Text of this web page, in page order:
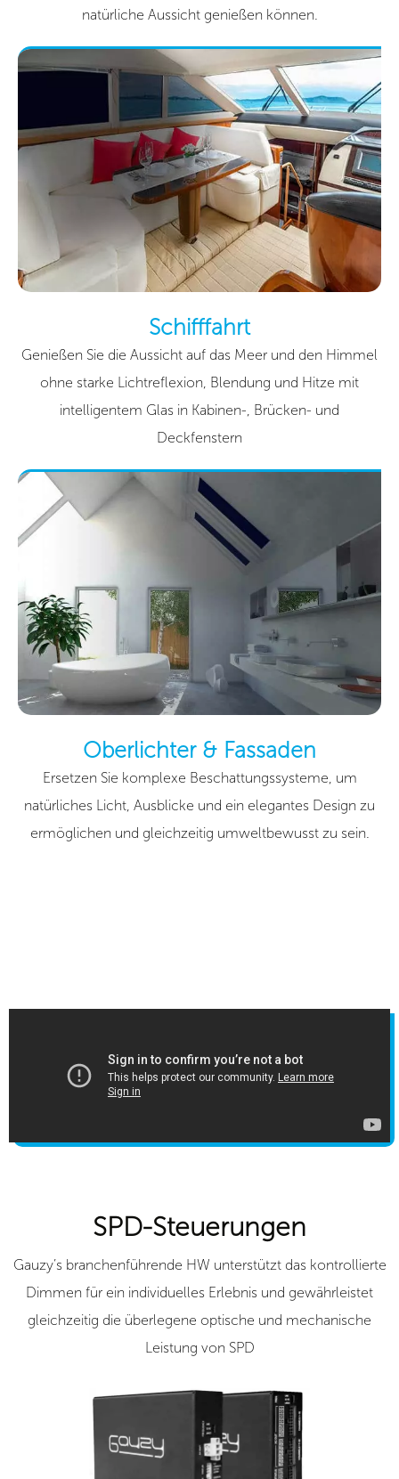
natürliche Aussicht genießen können.
Schifffahrt
Genießen Sie die Aussicht auf das Meer und den Himmel
ohne starke Lichtreflexion, Blendung und Hitze mit
intelligentem Glas in Kabinen-, Brücken- und
Deckfenstern
Oberlichter & Fassaden
Ersetzen Sie komplexe Beschattungssysteme, um
natürliches Licht, Ausblicke und ein elegantes Design zu
ermöglichen und gleichzeitig umweltbewusst zu sein.
SPD-Steuerungen
Gauzy’s branchenführende HW unterstützt das kontrollierte
Dimmen für ein individuelles Erlebnis und gewährleistet
gleichzeitig die überlegene optische und mechanische
Leistung von SPD